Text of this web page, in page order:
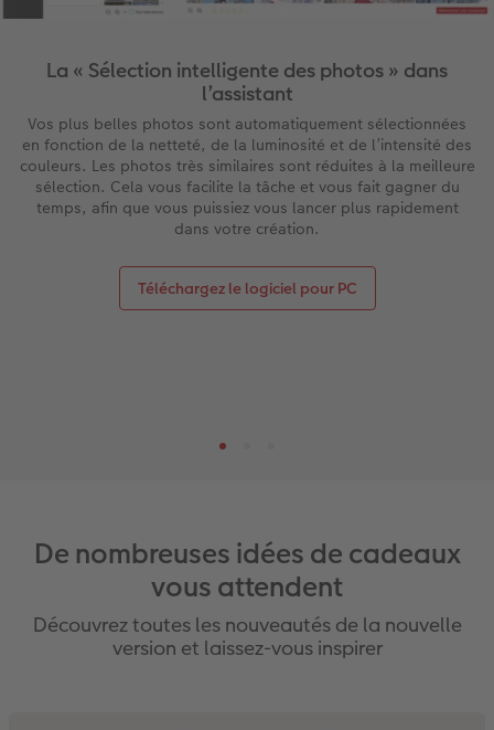
La « Sélection intelligente des photos » dans
l’assistant
Vos plus belles photos sont automatiquement sélectionnées
en fonction de la netteté, de la luminosité et de l’intensité des
couleurs. Les photos très similaires sont réduites à la meilleure
sélection. Cela vous facilite la tâche et vous fait gagner du
temps, afin que vous puissiez vous lancer plus rapidement
dans votre création.
Téléchargez le logiciel pour PC
De nombreuses idées de cadeaux
vous attendent
Découvrez toutes les nouveautés de la nouvelle
version et laissez-vous inspirer